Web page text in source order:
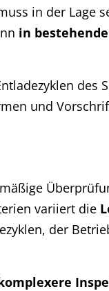
in der Lage
in
des
und
variiert die
der